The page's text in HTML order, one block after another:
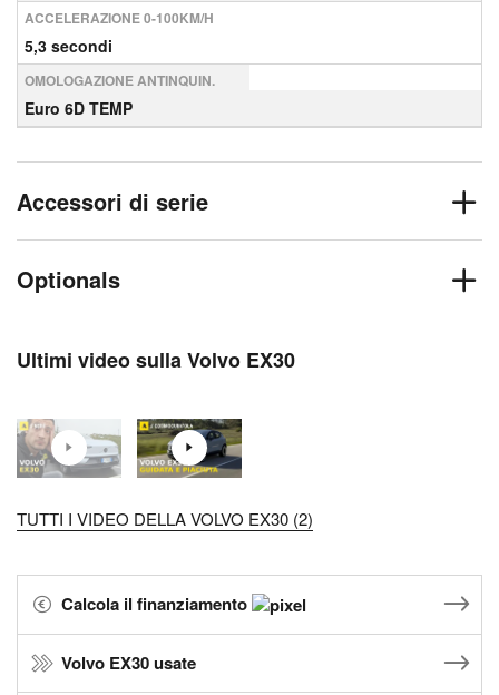
ACCELERAZIONE 0-100KM/H
5,3 secondi
OMOLOGAZIONE ANTINQUIN.
Euro 6D TEMP
Accessori di serie
Optionals
Ultimi video sulla Volvo EX30
TUTTI I VIDEO DELLA VOLVO EX30 (2)
Calcola il finanziamento
Volvo EX30 usate